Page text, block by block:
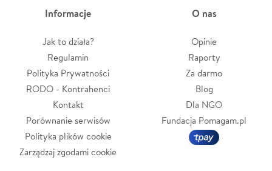
Informacje
Jak to działa?
Regulamin
Polityka Prywatności
RODO - Kontrahenci
Kontakt
Porównanie serwisów
Polityka plików cookie
Zarządzaj zgodami cookie
O nas
Opinie
Raporty
Za darmo
Blog
Dla NGO
Fundacja Pomagam.pl